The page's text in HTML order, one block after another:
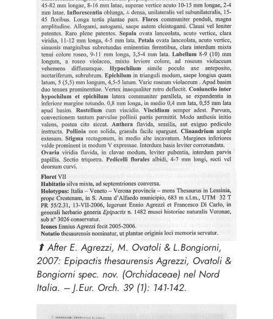
⬆︎ After E. Agrezzi, M. Ovatoli & L.Bongiorni,
2007: Epipactis thesaurensisAgrezzi, Ovatoli &
Bongiorni spec. nov. (Orchidaceae) nel Nord
Italia. – J.Eur. Orch. 39 (1): 141-142.